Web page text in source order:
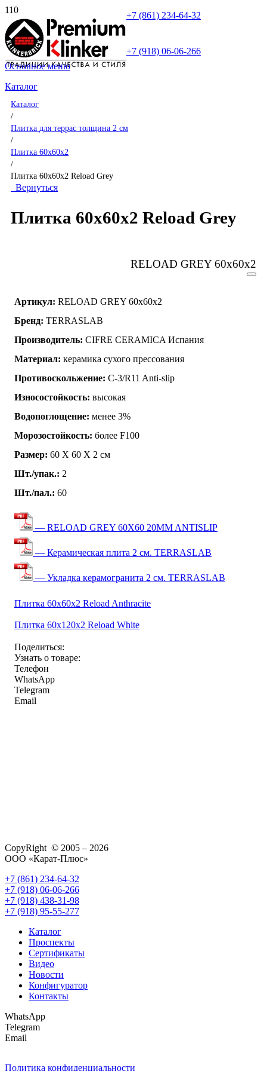
+7 (861) 234-64-32
+7 (918) 06-06-266
Основное меню
Каталог
Каталог
/
Плитка для террас толщина 2 см
/
Плитка 60x60x2
/
Плитка 60x60x2 Reload Grey
Вернуться
Плитка 60x60x2 Reload Grey
RELOAD GREY 60x60x2
Артикул: RELOAD GREY 60x60x2
Бренд: TERRASLAB
Производитель: CIFRE CERAMICA Испания
Материал: керамика сухого прессования
Противоскольжение: C-3/R11 Anti-slip
Износостойкость: высокая
Водопоглощение: менее 3%
Морозостойкость: более F100
Размер: 60 Х 60 Х 2 см
Шт./упак.: 2
Шт./пал.: 60
— RELOAD GREY 60X60 20MM ANTISLIP
— Керамическая плита 2 см. TERRASLAB
— Укладка керамогранита 2 см. TERRASLAB
Плитка 60x60x2 Reload Anthracite
Плитка 60x120x2 Reload White
Поделиться:
Узнать о товаре:
Телефон
WhatsApp
Telegram
Email
CopyRight © 2005 – 2026
ООО «Карат-Плюс»
+7 (861) 234-64-32
+7 (918) 06-06-266
+7 (918) 438-31-98
+7 (918) 95-55-277
Каталог
Проспекты
Сертификаты
Видео
Новости
Конфигуратор
Контакты
WhatsApp
Telegram
Email
Политика конфиденциальности